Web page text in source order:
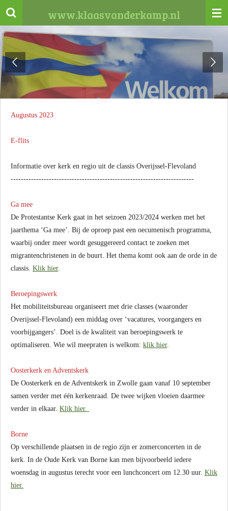
Ga
naar
hoofdinhoud
www.klaasvanderkamp.nl
Augustus 2023
E-flits
Informatie over kerk en regio uit de classis Overijssel-Flevoland
------------------------------------------------------------------------
Ga mee
De Protestantse Kerk gaat in het seizoen 2023/2024 werken met het
jaarthema ‘Ga mee’. Bij de oproep past een oecumenisch programma,
waarbij onder meer wordt gesuggereerd contact te zoeken met
migrantenchristenen in de buurt. Het thema komt ook aan de orde in de
classis. Klik hier.
Beroepingswerk
Het mobiliteitsbureau organiseert met drie classes (waaronder
Overijssel-Flevoland) een middag over ‘vacatures, voorgangers en
voorbijgangers’. Doel is de kwaliteit van beroepingswerk te
optimaliseren. Wie wil meepraten is welkom: klik hier.
Oosterkerk en Adventskerk
De Oosterkerk en de Adventskerk in Zwolle gaan vanaf 10 september
samen verder met één kerkenraad. De twee wijken vloeien daarmee
verder in elkaar. Klik hier.
Borne
Op verschillende plaatsen in de regio zijn er zomerconcerten in de
kerk. In de Oude Kerk van Borne kan men bijvoorbeeld iedere
woensdag in augustus terecht voor een lunchconcert om 12.30 uur. Klik
hier.